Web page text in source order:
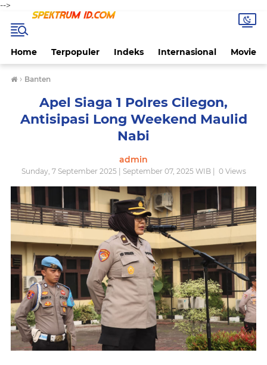
-->
Home Terpopuler Indeks Internasional Movie
› Banten
Apel Siaga 1 Polres Cilegon,
Antisipasi Long Weekend Maulid
Nabi
admin
Sunday, 7 September 2025 | September 07, 2025 WIB | 0Views